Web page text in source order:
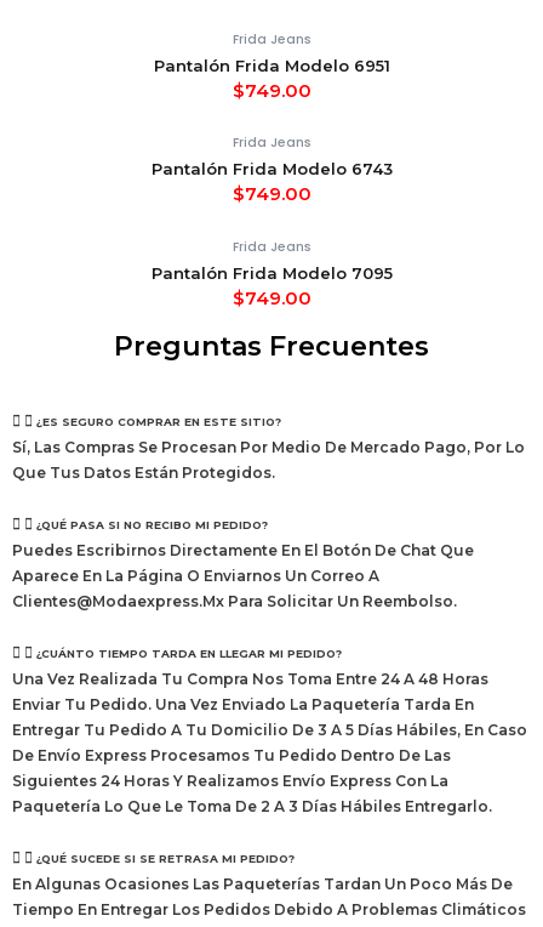
Frida Jeans
Pantalón Frida Modelo 6951
$749.00
Frida Jeans
Pantalón Frida Modelo 6743
$749.00
Frida Jeans
Pantalón Frida Modelo 7095
$749.00
Preguntas Frecuentes
¿ES SEGURO COMPRAR EN ESTE SITIO?
Sí, Las Compras Se Procesan Por Medio De Mercado Pago, Por Lo
Que Tus Datos Están Protegidos.
¿QUÉ PASA SI NO RECIBO MI PEDIDO?
Puedes Escribirnos Directamente En El Botón De Chat Que
Aparece En La Página O Enviarnos Un Correo A
Clientes@modaexpress.mx Para Solicitar Un Reembolso.
¿CUÁNTO TIEMPO TARDA EN LLEGAR MI PEDIDO?
Una Vez Realizada Tu Compra Nos Toma Entre 24 A 48 Horas
Enviar Tu Pedido. Una Vez Enviado La Paquetería Tarda En
Entregar Tu Pedido A Tu Domicilio De 3 A 5 Días Hábiles, En Caso
De Envío Express Procesamos Tu Pedido Dentro De Las
Siguientes 24 Horas Y Realizamos Envío Express Con La
Paquetería Lo Que Le Toma De 2 A 3 Días Hábiles Entregarlo.
¿QUÉ SUCEDE SI SE RETRASA MI PEDIDO?
En Algunas Ocasiones Las Paqueterías Tardan Un Poco Más De
Tiempo En Entregar Los Pedidos Debido A Problemas Climáticos